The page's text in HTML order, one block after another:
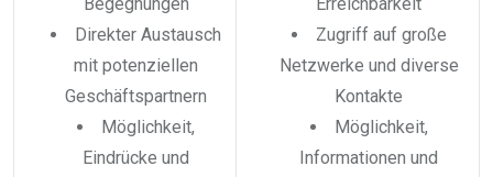
Direkter Austausch
mit potenziellen
Geschäftspartnern
Möglichkeit,
Eindrücke und
Zugriff auf große
Netzwerke und diverse
Kontakte
Möglichkeit,
Informationen und